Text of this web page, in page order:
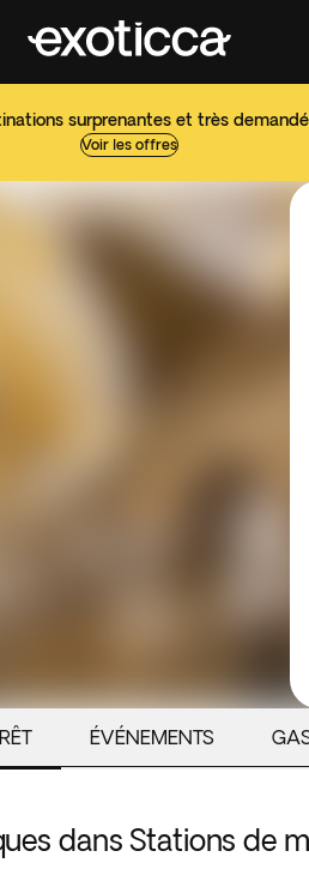
surprenantes et très
Voir les offres
ÉVÉNEMENTS
dans Stations de